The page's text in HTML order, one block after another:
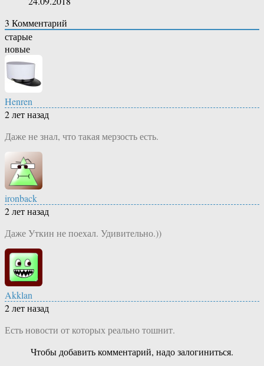
3 Комментарий
старые
новые
Henren
2 лет назад
Даже не знал, что такая мерзость есть.
ironback
2 лет назад
Даже Уткин не поехал. Удивительно.))
Akklan
2 лет назад
Есть новости от которых реально тошнит.
Чтобы добавить комментарий, надо залогиниться.